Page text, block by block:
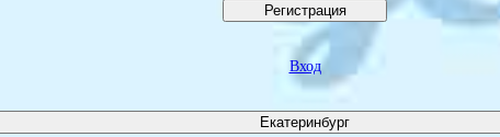
Регистрация
Вход
Екатеринбург